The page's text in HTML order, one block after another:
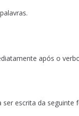
após o
ser escrita da seguinte